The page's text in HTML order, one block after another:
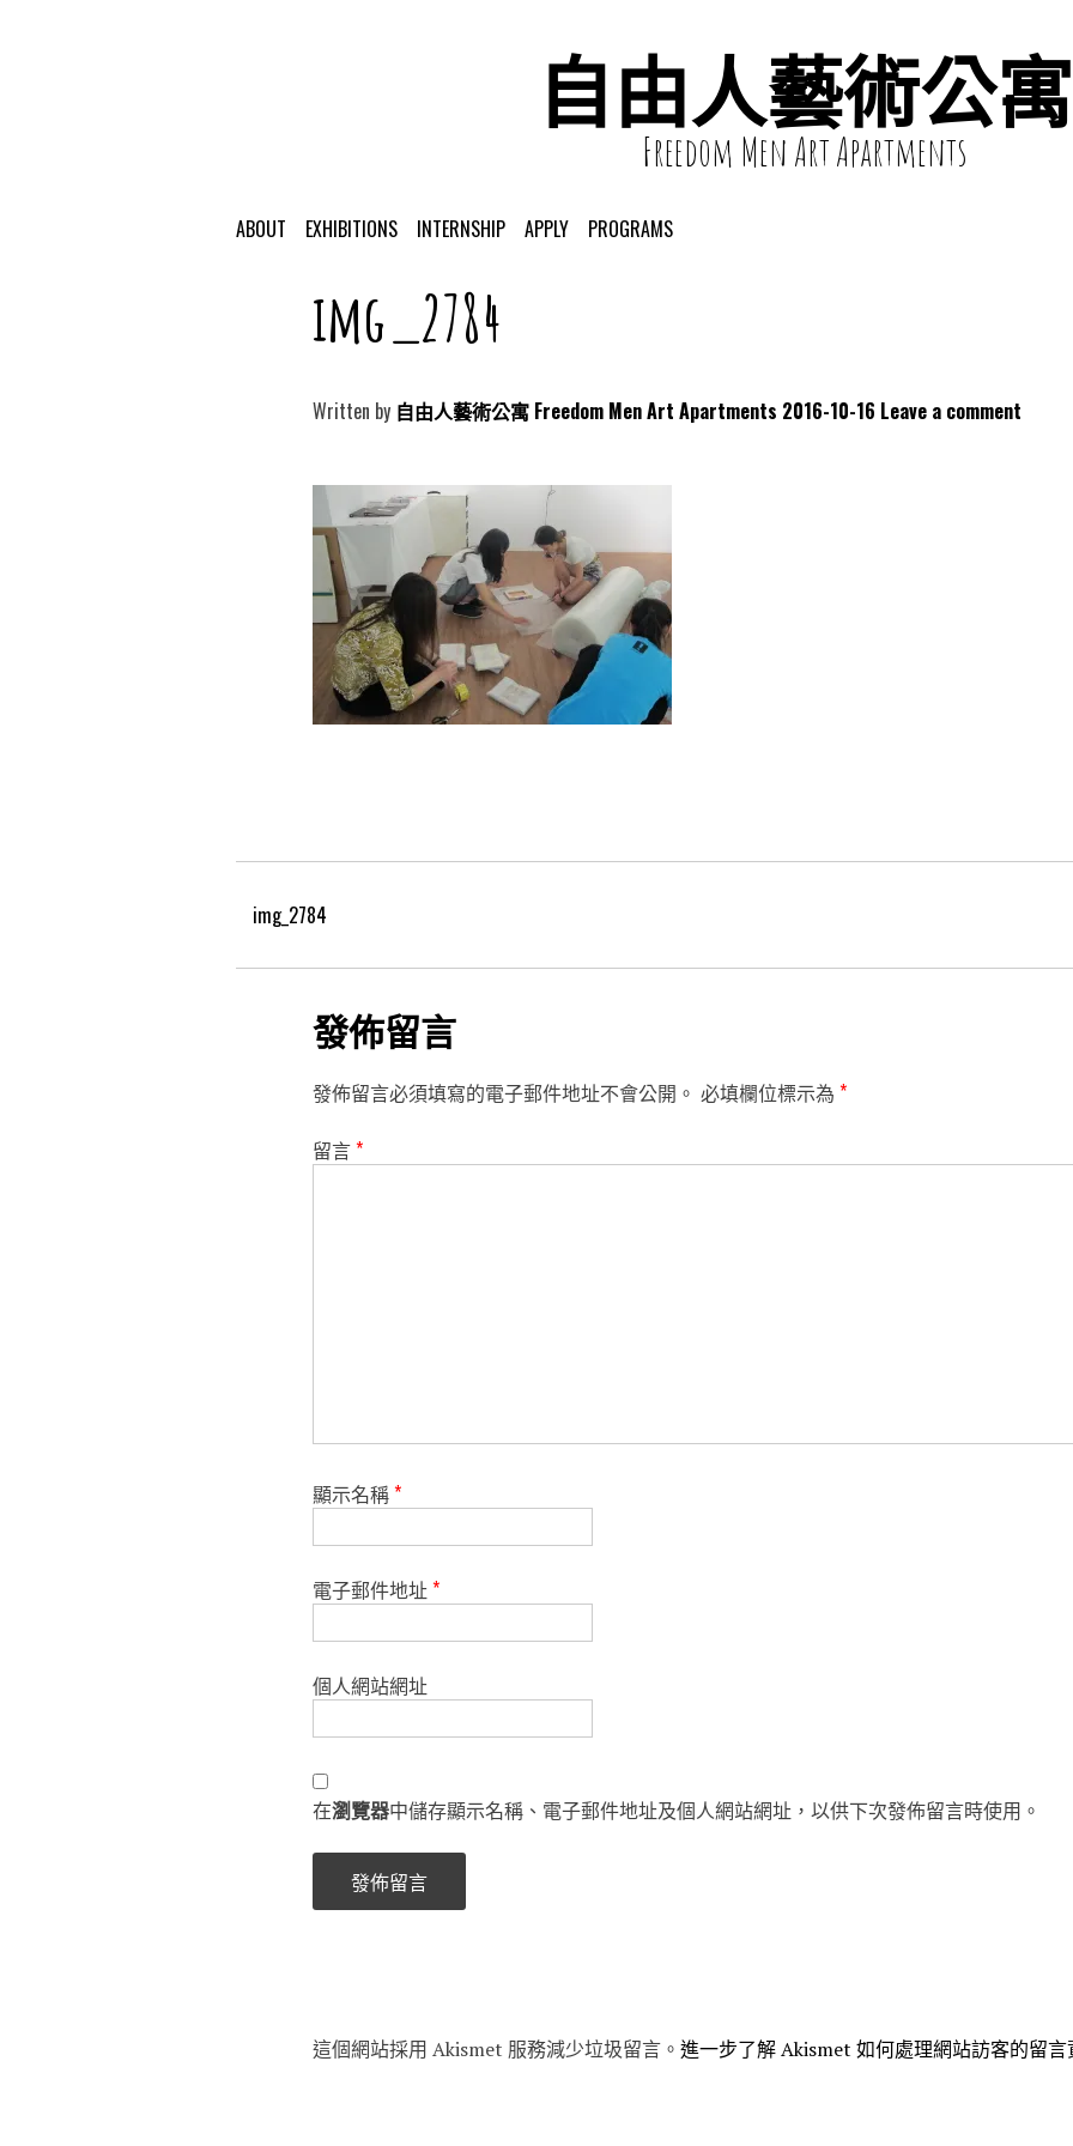
自由人藝術公寓
Freedom Men Art Apartments
ABOUT EXHIBITIONS INTERNSHIP APPLY PROGRAMS
img_2784
Written by 自由人藝術公寓 Freedom Men Art Apartments 2016-10-16 Leave a comment
img_2784
發佈留言
發佈留言必須填寫的電子郵件地址不會公開。 必填欄位標示為 *
留言*
顯示名稱*
電子郵件地址*
個人網站網址
在瀏覽器中儲存顯示名稱、電子郵件地址及個人網站網址，以供下次發佈留言時使用。
這個網站採用 Akismet 服務減少垃圾留言。 進一步了解 Akismet 如何處理網站訪客的留言